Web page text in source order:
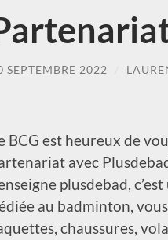
SEPTEMBRE 2022
BCG est heureux de
avec
plusdebad,
au badminton,
chaussures,